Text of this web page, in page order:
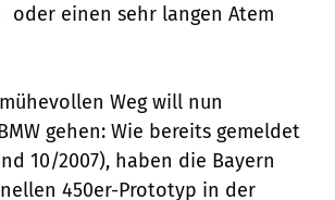
oder einen sehr langen Atem
Weg will nun
gehen: Wie bereits gemeldet
10/2007), haben die Bayern
450er-Prototyp in der